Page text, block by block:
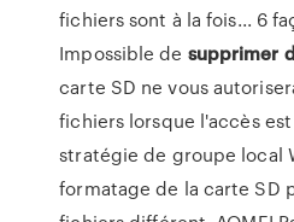
fichiers sont à la fois... 6
Impossible de supprimer
carte SD ne vous
fichiers lorsque l'accès
stratégie de groupe local
formatage de la carte SD